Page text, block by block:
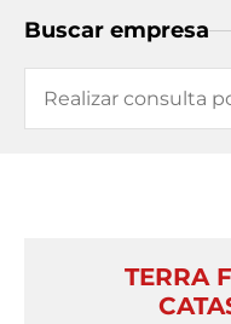
Buscar empresa
TERRA